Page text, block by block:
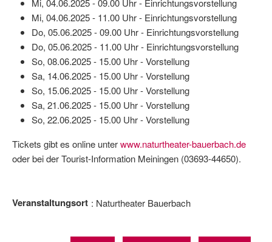
Mi, 04.06.2025 - 09.00 Uhr - Einrichtungsvorstellung
Mi, 04.06.2025 - 11.00 Uhr - Einrichtungsvorstellung
Do, 05.06.2025 - 09.00 Uhr - Einrichtungsvorstellung
Do, 05.06.2025 - 11.00 Uhr - Einrichtungsvorstellung
So, 08.06.2025 - 15.00 Uhr - Vorstellung
Sa, 14.06.2025 - 15.00 Uhr - Vorstellung
So, 15.06.2025 - 15.00 Uhr - Vorstellung
Sa, 21.06.2025 - 15.00 Uhr - Vorstellung
So, 22.06.2025 - 15.00 Uhr - Vorstellung
Tickets gibt es online unterwww.naturtheater-bauerbach.de
oder bei der Tourist-Information Meiningen (03693-44650).
Veranstaltungsort Naturtheater Bauerbach